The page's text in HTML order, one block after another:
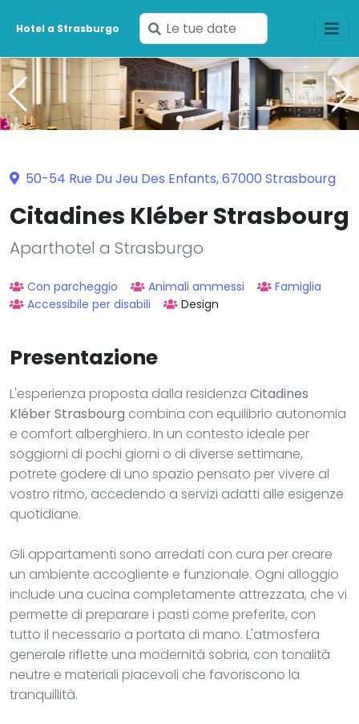
Hotel a Strasburgo
Inserisci
le
tue
date
50-54 Rue Du Jeu Des Enfants, 67000 Strasbourg
Citadines Kléber Strasbourg
Aparthotel a Strasburgo
Con parcheggio Animali ammessi
Famiglia
Accessibile per disabili
Design
Presentazione
L'esperienza proposta dalla residenza Citadines
Kléber Strasbourg combina con equilibrio autonomia
e comfort alberghiero. In un contesto ideale per
soggiorni di pochi giorni o di diverse settimane,
potrete godere di uno spazio pensato per vivere al
vostro ritmo, accedendo a servizi adatti alle esigenze
quotidiane.
Gli appartamenti sono arredati con cura per creare
un ambiente accogliente e funzionale. Ogni alloggio
include una cucina completamente attrezzata, che vi
permette di preparare i pasti come preferite, con
tutto il necessario a portata di mano. L'atmosfera
generale riflette una modernità sobria, con tonalità
neutre e materiali piacevoli che favoriscono la
tranquillità.